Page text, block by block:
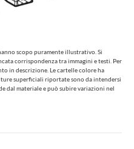
scopo puramente illustrativo. Si
corrispondenza tra immagini e testi. Per
in descrizione. Le cartelle colore ha
superficiali riportate sono da intendersi
dal materiale e può subire variazioni nel